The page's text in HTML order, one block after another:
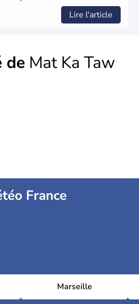
Lire l'article
de Mat Ka Taw
France
Marseille